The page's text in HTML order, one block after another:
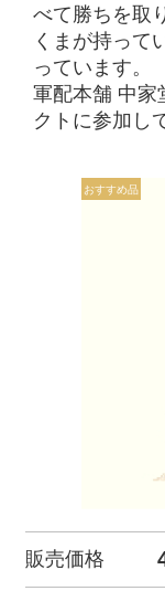
べて勝ちを取
くまが持って
っています。
軍配本舗 中家
クトに参加し
販売価格